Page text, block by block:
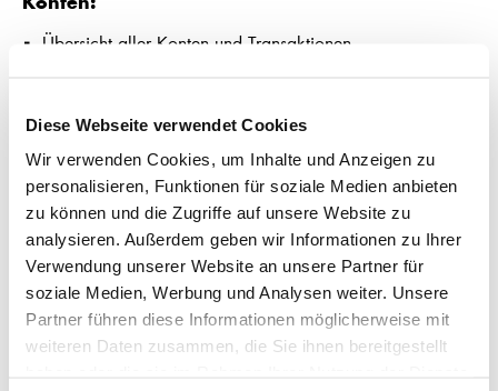
Diese Webseite verwendet Cookies
Wir verwenden Cookies, um Inhalte und Anzeigen zu
personalisieren, Funktionen für soziale Medien anbieten
zu können und die Zugriffe auf unsere Website zu
analysieren. Außerdem geben wir Informationen zu Ihrer
Verwendung unserer Website an unsere Partner für
soziale Medien, Werbung und Analysen weiter. Unsere
Partner führen diese Informationen möglicherweise mit
weiteren Daten zusammen, die Sie ihnen bereitgestellt
Konten:
Übersicht aller Konten und Transaktionen
Karten:
Übersicht aller Karten mit Detailinformationen
Karten sperren
Geoblocking selbstständig einrichten (für DMC-Karten;
Kreditkarten mit der Viseca-"one"-App)
Zahlungen:
Inland- und Ausland-Zahlungen ganz einfach erledigen
QR-Rechnungen mit QR Scan Mobile scannen und